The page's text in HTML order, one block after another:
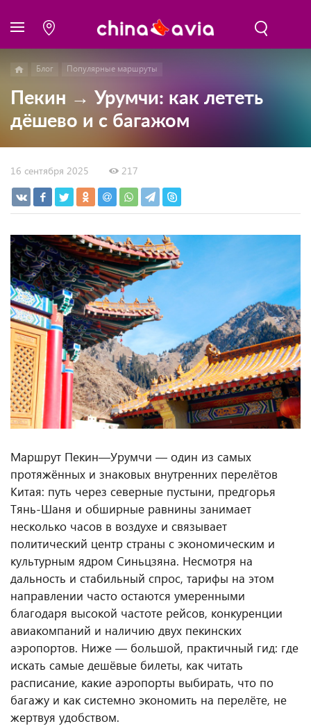
Блог Популярные маршруты
Пекин → Урумчи: как лететь
дёшево и с багажом
16 сентября 2025 217
Маршрут Пекин—Урумчи — один из самых
протяжённых и знаковых внутренних перелётов
Китая: путь через северные пустыни, предгорья
Тянь-Шаня и обширные равнины занимает
несколько часов в воздухе и связывает
политический центр страны с экономическим и
культурным ядром Синьцзяна. Несмотря на
дальность и стабильный спрос, тарифы на этом
направлении часто остаются умеренными
благодаря высокой частоте рейсов, конкуренции
авиакомпаний и наличию двух пекинских
аэропортов. Ниже — большой, практичный гид: где
искать самые дешёвые билеты, как читать
расписание, какие аэропорты выбирать, что по
багажу и как системно экономить на перелёте, не
жертвуя удобством.